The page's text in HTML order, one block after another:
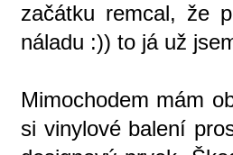
začátku remcal, že
náladu :)) to já už
Mimochodem mám
si vinylové balení